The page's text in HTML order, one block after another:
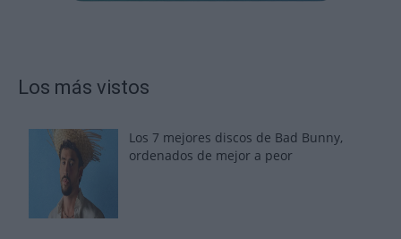
Los más vistos
Los 7 mejores discos de Bad Bunny,
ordenados de mejor a peor